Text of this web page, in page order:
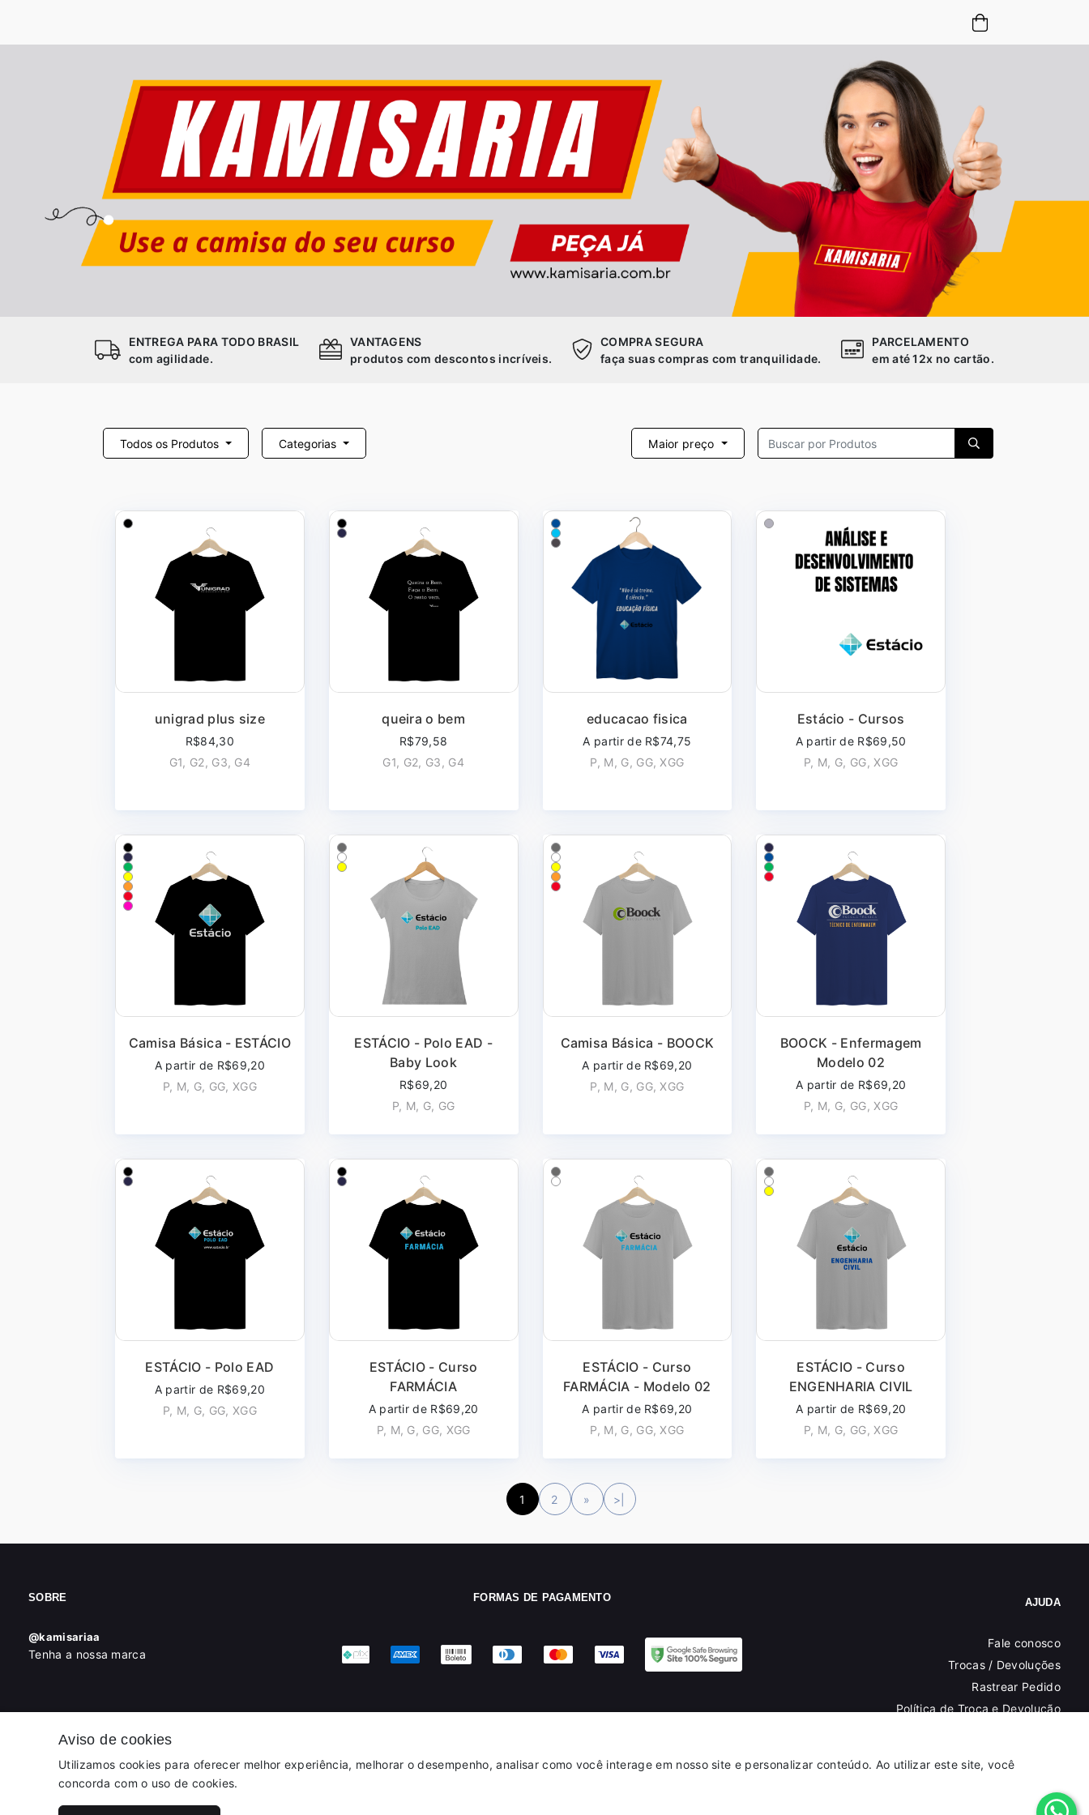
ENTREGA PARA TODO BRASIL
com agilidade.
VANTAGENS
produtos com descontos incríveis.
COMPRA SEGURA
faça suas compras com tranquilidade.
PARCELAMENTO
em até 12x no cartão.
Todos os Produtos Categorias Maior preço
unigrad plus size
R$84,30
G1, G2, G3, G4
queira o bem
R$79,58
G1, G2, G3, G4
educacao fisica
A partir de R$74,75
P, M, G, GG, XGG
Estácio - Cursos
A partir de R$69,50
P, M, G, GG, XGG
Camisa Básica - ESTÁCIO
A partir de R$69,20
P, M, G, GG, XGG
ESTÁCIO - Polo EAD -
Baby Look
R$69,20
P, M, G, GG
Camisa Básica - BOOCK
A partir de R$69,20
P, M, G, GG, XGG
BOOCK - Enfermagem
Modelo 02
A partir de R$69,20
P, M, G, GG, XGG
ESTÁCIO - Polo EAD
A partir de R$69,20
P, M, G, GG, XGG
ESTÁCIO - Curso
FARMÁCIA
A partir de R$69,20
P, M, G, GG, XGG
ESTÁCIO - Curso
FARMÁCIA - Modelo 02
A partir de R$69,20
P, M, G, GG, XGG
ESTÁCIO - Curso
ENGENHARIA CIVIL
A partir de R$69,20
P, M, G, GG, XGG
1 2 » >|
Aviso de cookies
Utilizamos cookies para oferecer melhor experiência, melhorar o desempenho, analisar como você interage em nosso site e personalizar conteúdo. Ao utilizar este site, você
concorda com o uso de cookies.
SOBRE
@kamisariaa
Tenha a nossa marca
FORMAS DE PAGAMENTO AJUDA
Fale conosco
Trocas / Devoluções
Rastrear Pedido
Política de Troca e Devolução